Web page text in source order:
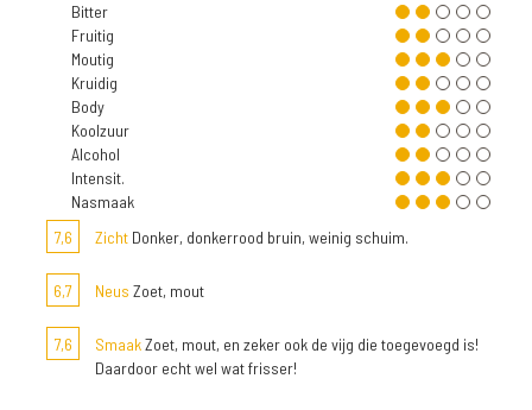
Bitter
Fruitig
Moutig
Kruidig
Body
Koolzuur
Alcohol
Intensit.
Nasmaak
7,6
Zicht Donker, donkerrood bruin, weinig schuim.
6,7 Neus Zoet, mout
7,6 SmaakZoet, mout, en zeker ook de vijg die toegevoegd is!
Daardoor echt wel wat frisser!